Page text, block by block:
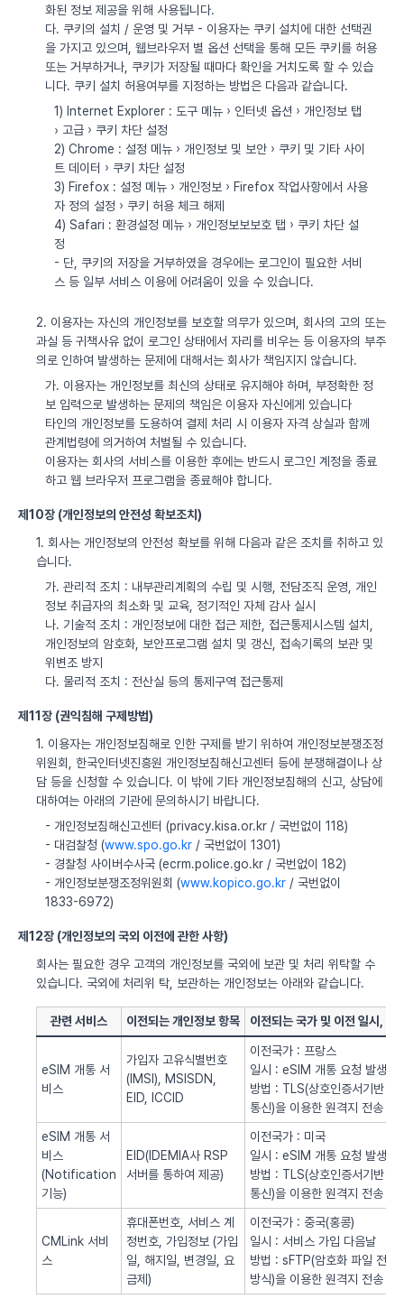
화된 정보 제공을 위해 사용됩니다.
다. 쿠키의 설치 / 운영 및 거부 - 이용자는 쿠키 설치에 대한 선택권
을 가지고 있으며, 웹브라우저 별 옵션 선택을 통해 모든 쿠키를 허용
또는 거부하거나, 쿠키가 저장될 때마다 확인을 거치도록 할 수 있습
니다. 쿠키 설치 허용여부를 지정하는 방법은 다음과 같습니다.
1) Internet Explorer : 도구 메뉴 › 인터넷 옵션 › 개인정보 탭
› 고급 › 쿠키 차단 설정
2) Chrome : 설정 메뉴 › 개인정보 및 보안 › 쿠키 및 기타 사이
트 데이터 › 쿠키 차단 설정
3) Firefox : 설정 메뉴 › 개인정보 › Firefox 작업사항에서 사용
자 정의 설정 › 쿠키 허용 체크 해제
4) Safari : 환경설정 메뉴 › 개인정보보보호 탭 › 쿠키 차단 설
정
- 단, 쿠키의 저장을 거부하였을 경우에는 로그인이 필요한 서비
스 등 일부 서비스 이용에 어려움이 있을 수 있습니다.
2. 이용자는 자신의 개인정보를 보호할 의무가 있으며, 회사의 고의 또는
과실 등 귀책사유 없이 로그인 상태에서 자리를 비우는 등 이용자의 부주
의로 인하여 발생하는 문제에 대해서는 회사가 책임지지 않습니다.
가. 이용자는 개인정보를 최신의 상태로 유지해야 하며, 부정확한 정
보 입력으로 발생하는 문제의 책임은 이용자 자신에게 있습니다
타인의 개인정보를 도용하여 결제 처리 시 이용자 자격 상실과 함께
관계법령에 의거하여 처벌될 수 있습니다.
이용자는 회사의 서비스를 이용한 후에는 반드시 로그인 계정을 종료
하고 웹 브라우저 프로그램을 종료해야 합니다.
제10장 (개인정보의 안전성 확보조치)
1. 회사는 개인정보의 안전성 확보를 위해 다음과 같은 조치를 취하고 있
습니다.
가. 관리적 조치 : 내부관리계획의 수립 및 시행, 전담조직 운영, 개인
정보 취급자의 최소화 및 교육, 정기적인 자체 감사 실시
나. 기술적 조치 : 개인정보에 대한 접근 제한, 접근통제시스템 설치,
개인정보의 암호화, 보안프로그램 설치 및 갱신, 접속기록의 보관 및
위변조 방지
다. 물리적 조치 : 전산실 등의 통제구역 접근통제
제11장 (권익침해 구제방법)
1. 이용자는 개인정보침해로 인한 구제를 받기 위하여 개인정보분쟁조정
위원회, 한국인터넷진흥원 개인정보침해신고센터 등에 분쟁해결이나 상
담 등을 신청할 수 있습니다. 이 밖에 기타 개인정보침해의 신고, 상담에
대하여는 아래의 기관에 문의하시기 바랍니다.
- 개인정보침해신고센터 (privacy.kisa.or.kr / 국번없이 118)
- 대검찰청 (www.spo.go.kr / 국번없이 1301)
- 경찰청 사이버수사국 (ecrm.police.go.kr / 국번없이 182)
- 개인정보분쟁조정위원회 (www.kopico.go.kr / 국번없이
1833-6972)
제12장 (개인정보의 국외 이전에 관한 사항)
회사는 필요한 경우 고객의 개인정보를 국외에 보관 및 처리 위탁할 수
있습니다. 국외에 처리위 탁, 보관하는 개인정보는 아래와 같습니다.
관련 서비스 이전되는 개인정보 항목 이전되는 국가 및 이전 일시, 방
eSIM 개통 서
비스
가입자 고유식별번호
(IMSI), MSISDN,
EID, ICCID
이전국가 : 프랑스
일시 : eSIM 개통 요청 발생시
방법 : TLS(상호인증서기반
통신)을 이용한 원격지 전송
eSIM 개통 서
비스
(Notification
기능)
EID(IDEMIA사 RSP
서버를 통하여 제공)
이전국가 : 미국
일시 : eSIM 개통 요청 발생시
방법 : TLS(상호인증서기반
통신)을 이용한 원격지 전송
CMLink 서비
스
휴대폰번호, 서비스 계
정번호, 가입정보 (가입
일, 해지일, 변경일, 요
금제)
이전국가 : 중국(홍콩)
일시 : 서비스 가입 다음날
방법 : sFTP(암호화 파일 전송
방식)을 이용한 원격지 전송